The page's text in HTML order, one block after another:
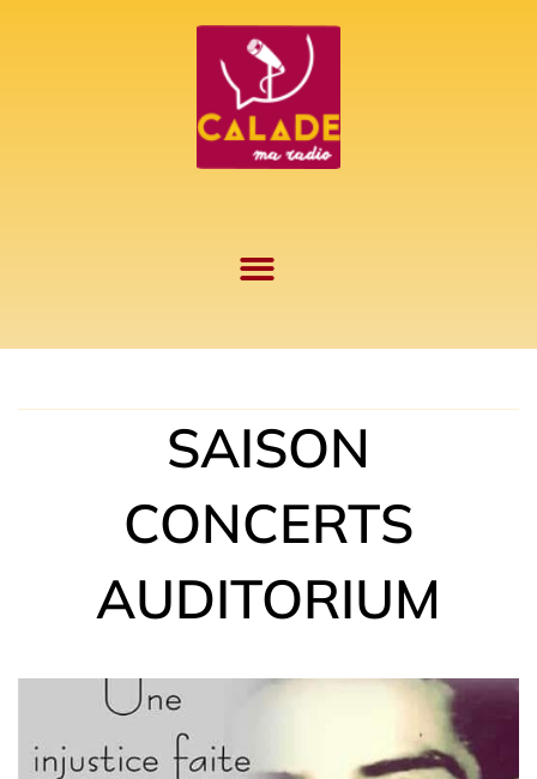
SAISON
CONCERTS
AUDITORIUM